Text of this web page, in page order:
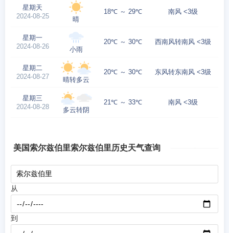
星期天
2024-08-25
晴
18℃ ～ 29℃ 南风 <3级
星期一
2024-08-26
小雨
20℃ ～ 30℃ 西南风转南风 <3级
星期二
2024-08-27
晴转多云
20℃ ～ 30℃ 东风转东南风 <3级
星期三
2024-08-28
多云转阴
21℃ ～ 33℃ 南风 <3级
美国索尔兹伯里索尔兹伯里历史天气查询
从
到